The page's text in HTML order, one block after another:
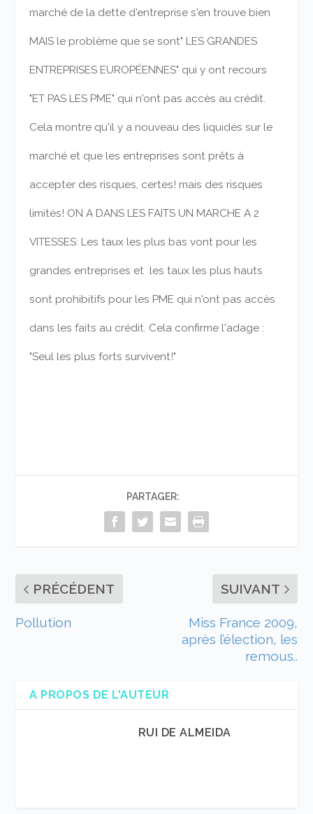
marché de la dette d'entreprise s'en trouve bien
MAIS le problème que se sont" LES GRANDES
ENTREPRISES EUROPÉENNES" qui y ont recours
"ET PAS LES PME" qui n'ont pas accès au crédit.
Cela montre qu'il y a nouveau des liquidés sur le
marché et que les entreprises sont prêts à
accepter des risques, certes! mais des risques
limités! ON A DANS LES FAITS UN MARCHE A 2
VITESSES: Les taux les plus bas vont pour les
grandes entreprises et les taux les plus hauts
sont prohibitifs pour les PME qui n'ont pas accès
dans les faits au crédit. Cela confirme l'adage :
"Seul les plus forts survivent!"
PARTAGER:
PRÉCÉDENT
Pollution
SUIVANT
Miss France 2009,
après l’élection, les
remous..
A PROPOS DE L'AUTEUR
RUI DE ALMEIDA